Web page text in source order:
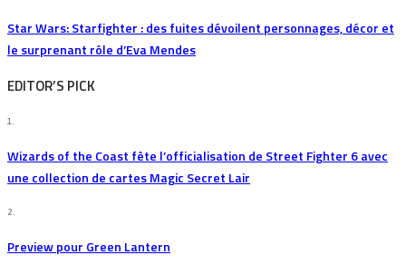
Star Wars: Starfighter : des fuites dévoilent personnages, décor et
le surprenant rôle d’Eva Mendes
EDITOR’S PICK
1.
Wizards of the Coast fête l’officialisation de Street Fighter 6 avec
une collection de cartes Magic Secret Lair
2.
Preview pour Green Lantern